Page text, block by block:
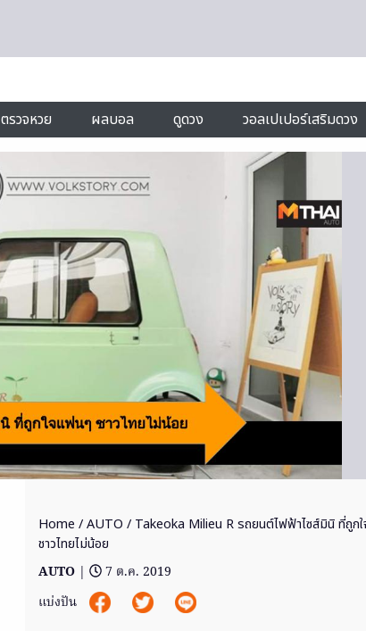
ตรวจหวย ผลบอล ดูดวง วอลเปเปอร์เสริมดวง
Home /AUTO / Takeoka Milieu R รถยนต์ไฟฟ้าไซส์มินิ ที่ถูก
ชาวไทยไม่น้อย
AUTO |
7 ต.ค. 2019
แบ่งปัน